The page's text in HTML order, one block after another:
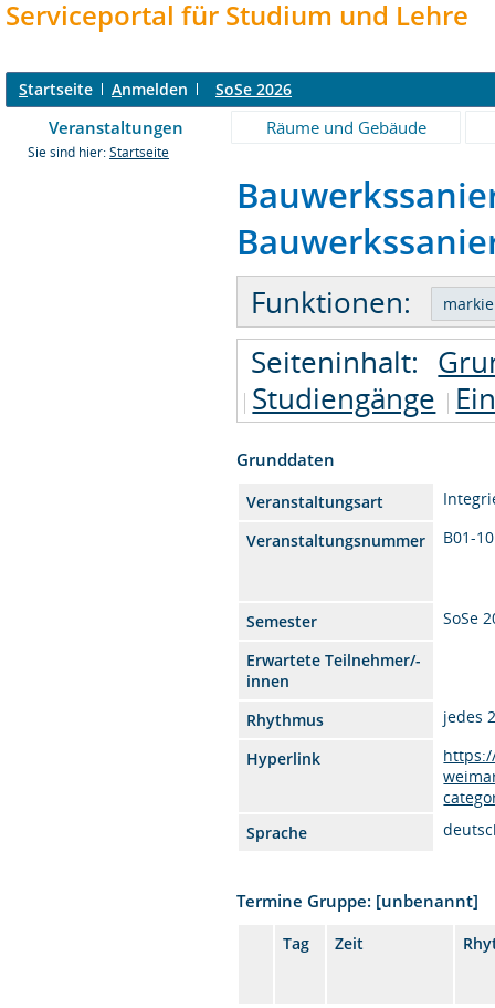
Serviceportal für Studium und Lehre
Startseite Anmelden SoSe 2026
Veranstaltungen Räume und Gebäude
Sie sind hier: Startseite
Funktionen:
Seiteninhalt:
Studiengänge
Grunddaten
Veranstaltungsart
Veranstaltungsnummer
B01-
Semester
SoSe
Erwartete Teilnehmer/-
innen
Rhythmus
jedes
Hyperlink
Sprache
Termine Gruppe: [unbenannt]
Tag Zeit